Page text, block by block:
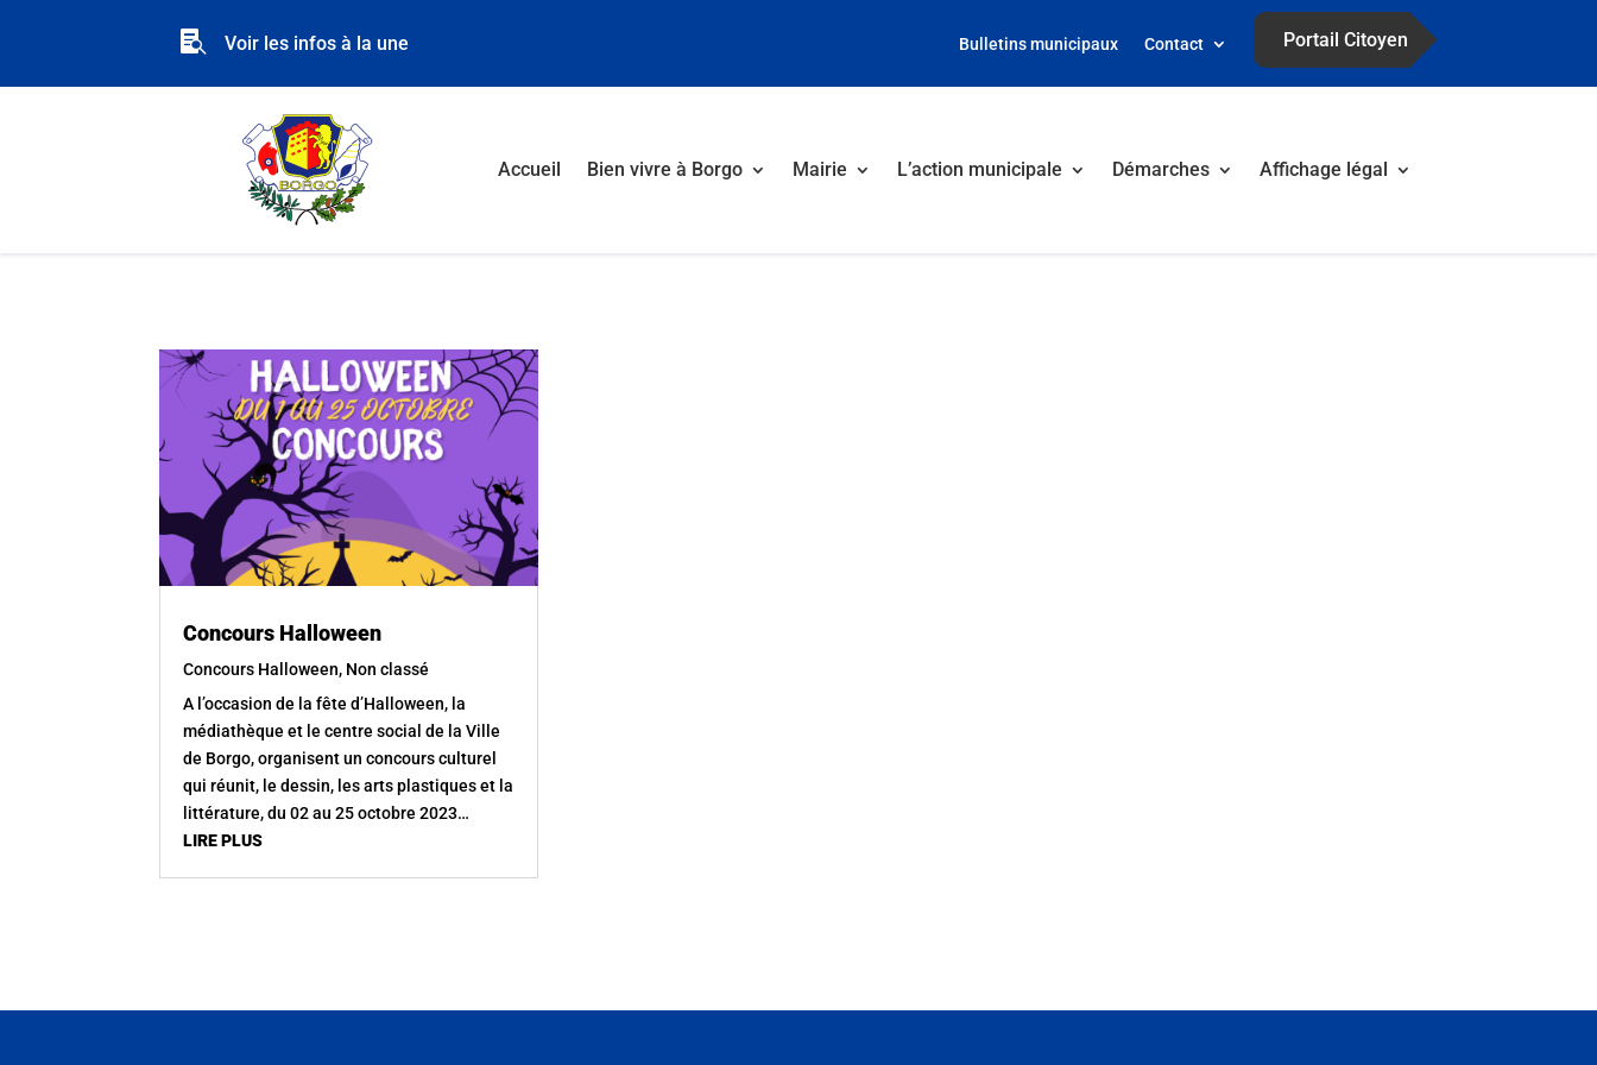
 Voir les infos à la une Bulletins municipaux Contact Portail Citoyen
Accueil Bien vivre à Borgo Mairie L’action municipale Démarches Affichage légal
Concours Halloween
Concours Halloween, Non classé
A l’occasion de la fête d’Halloween, la
médiathèque et le centre social de la Ville
de Borgo, organisent un concours culturel
qui réunit, le dessin, les arts plastiques et la
littérature, du 02 au 25 octobre 2023…
LIRE PLUS